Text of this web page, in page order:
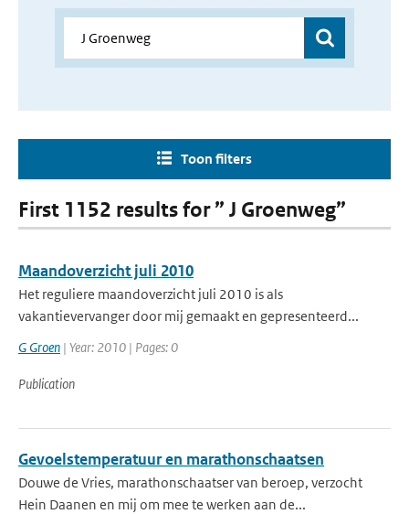
Toon filters
First 1152 results for ” J Groenweg”
Maandoverzicht juli 2010
Het reguliere maandoverzicht juli 2010 is als
vakantievervanger door mij gemaakt en gepresenteerd...
G Groen | Year: 2010 | Pages: 0
Publication
Gevoelstemperatuur en marathonschaatsen
Douwe de Vries, marathonschaatser van beroep, verzocht
Hein Daanen en mij om mee te werken aan de...